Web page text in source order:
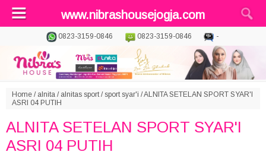
www.nibrashousejogja.com
0823-3159-0846 0823-3159-0846 -
Home / alnita / alnitas sport /sport syar'i /ALNITA SETELAN SPORT SYAR'I
ASRI 04 PUTIH
ALNITA SETELAN SPORT SYAR'I
ASRI 04 PUTIH